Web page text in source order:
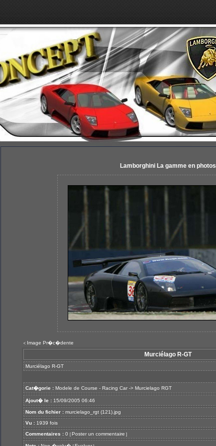
Lamborghini La gamme en photos
< Image Pr�c�dente
Murciélago R-GT
Murciélago R-GT
Cat�gorie : Modele de Course - Racing Car -> Murcielago RGT
Ajout� le : 15/09/2005 06:46
Nom du fichier : murcielago_rgt (121).jpg
Vu : 1939 fois
Commentaires : 0 [ Poster un commentaire ]